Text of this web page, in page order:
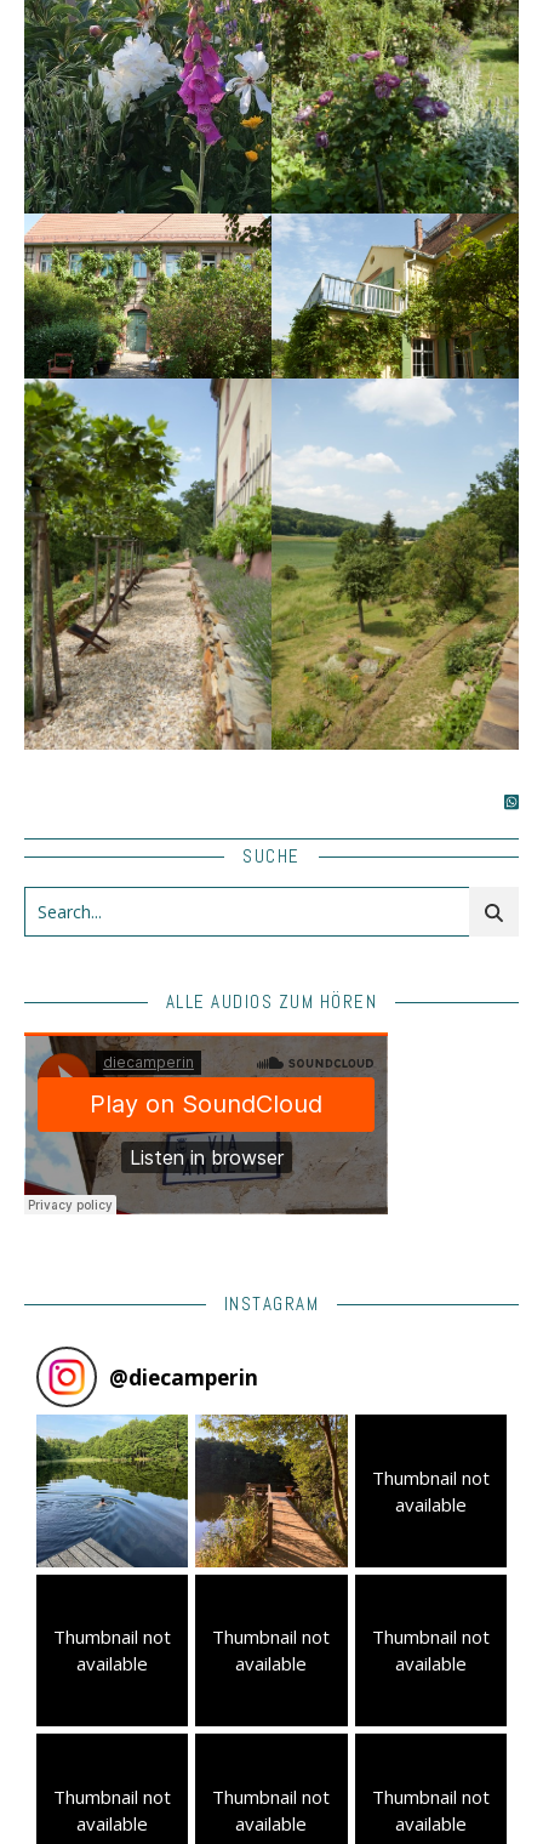
SUCHE
ALLE AUDIOS ZUM HÖREN
INSTAGRAM
@diecamperin
Thumbnail not
available
Thumbnail not
available
Thumbnail not
available
Thumbnail not
available
Thumbnail not
available
Thumbnail not
available
Thumbnail not
available